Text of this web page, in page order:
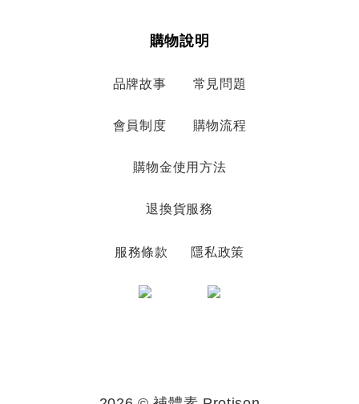
購物說明
品牌故事 常見問題
會員制度 購物流程
購物金使用方法
退換貨服務
服務條款 隱私政策